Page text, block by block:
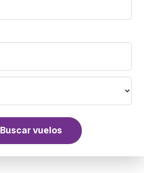
Buscar vuelos